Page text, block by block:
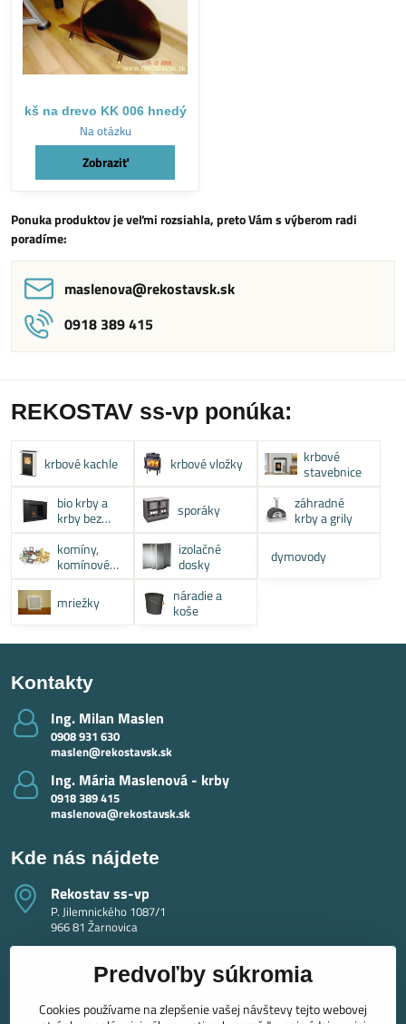
kš na drevo KK 006 hnedý
Na otázku
Zobraziť
Ponuka produktov je veľmi rozsiahla, preto Vám s výberom radi
poradíme:
maslenova​@rekostavsk​.sk
0918 389 415
REKOSTAV ss-vp ponúka:
krbové kachle krbové vložky
krbové
stavebnice
bio krby a
krby bez
komína
sporáky
záhradné
krby a grily
komíny,
komínové
systémy
izolačné
dosky
dymovody
mriežky
náradie a
koše
Kontakty
Ing​. Milan Maslen
0908 931 630
maslen@rekostavsk.sk
Ing​. Mária Maslenová - krby
0918 389 415
maslenova@rekostavsk.sk
Kde nás nájdete
Rekostav ss-vp
P. Jilemnického 1087/1
966 81 Žarnovica
Predvoľby súkromia
Cookies používame na zlepšenie vašej návštevy tejto webovej